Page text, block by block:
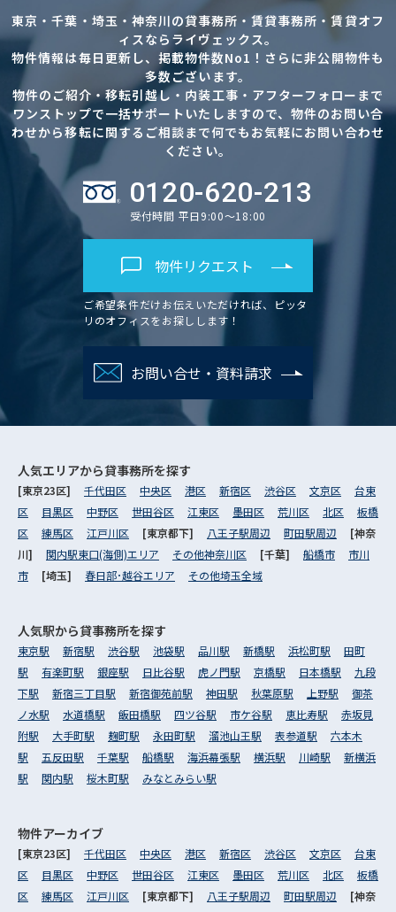
東京・千葉・埼玉・神奈川の貸事務所・賃貸事務所・賃貸オフ
ィスならライヴェックス。
物件情報は毎日更新し、掲載物件数No1！さらに非公開物件も
多数ございます。
物件のご紹介・移転引越し・内装工事・アフターフォローまで
ワンストップで一括サポートいたしますので、物件のお問い合
わせから移転に関するご相談まで何でもお気軽にお問い合わせ
ください。
0120-620-213
受付時間 平日9:00～18:00
物件リクエスト
ご希望条件だけお伝えいただければ、ピッタ
リのオフィスをお探しします！
お問い合せ・資料請求
人気エリアから貸事務所を探す
[東京23区] 千代田区 中央区 港区 新宿区 渋谷区 文京区
台東
区
目黒区 中野区 世田谷区 江東区 墨田区 荒川区 北区
板橋
区
練馬区 江戸川区 [東京都下] 八王子駅周辺 町田駅周辺
[神奈
川] 関内駅東口(海側)エリア その他神奈川区 [千葉] 船橋市
市川
市
[埼玉] 春日部･越谷エリア その他埼玉全域
人気駅から貸事務所を探す
東京駅 新宿駅 渋谷駅 池袋駅 品川駅 新橋駅 浜松町駅
田町
駅
有楽町駅 銀座駅 日比谷駅 虎ノ門駅 京橋駅 日本橋駅
九段
下駅
新宿三丁目駅 新宿御苑前駅 神田駅 秋葉原駅 上野駅
御茶
ノ水駅
水道橋駅 飯田橋駅 四ツ谷駅 市ケ谷駅 恵比寿駅
赤坂見
附駅
大手町駅 麹町駅 永田町駅 溜池山王駅 表参道駅
六本木
駅
五反田駅 千葉駅 船橋駅 海浜幕張駅 横浜駅 川崎駅
新横浜
駅
関内駅 桜木町駅 みなとみらい駅
物件アーカイブ
[東京23区] 千代田区 中央区 港区 新宿区 渋谷区 文京区
台東
区
目黒区 中野区 世田谷区 江東区 墨田区 荒川区 北区
板橋
区
練馬区 江戸川区 [東京都下] 八王子駅周辺 町田駅周辺
[神奈